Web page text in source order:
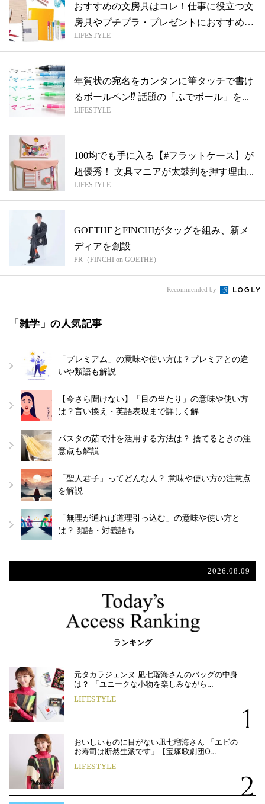
おすすめの文房具はコレ！仕事に役立つ文
房具やプチプラ・プレゼントにおすすめ文
房具...
LIFESTYLE
年賀状の宛名をカンタンに筆タッチで書け
るボールペン⁉︎ 話題の「ふでボール」を...
LIFESTYLE
100均でも手に入る【#フラットケース】が
超優秀！ 文具マニアが太鼓判を押す理由...
LIFESTYLE
GOETHEとFINCHIがタッグを組み、新メ
ディアを創設
PR（FINCHI on GOETHE）
Recommended by
「雑学」の人気記事
「プレミアム」の意味や使い方は？プレミアとの違
いや類語も解説
【今さら聞けない】「目の当たり」の意味や使い方
は？言い換え・英語表現まで詳しく解…
パスタの茹で汁を活用する方法は？ 捨てるときの注
意点も解説
「聖人君子」ってどんな人？ 意味や使い方の注意点
を解説
「無理が通れば道理引っ込む」の意味や使い方と
は？ 類語・対義語も
2026.08.09
ランキング
元タカラジェンヌ 凪七瑠海さんのバッグの中身
は？ 「ユニークな小物を楽しみながら…
LIFESTYLE
おいしいものに目がない凪七瑠海さん 「エビの
お寿司は断然生派です」【宝塚歌劇団O…
LIFESTYLE